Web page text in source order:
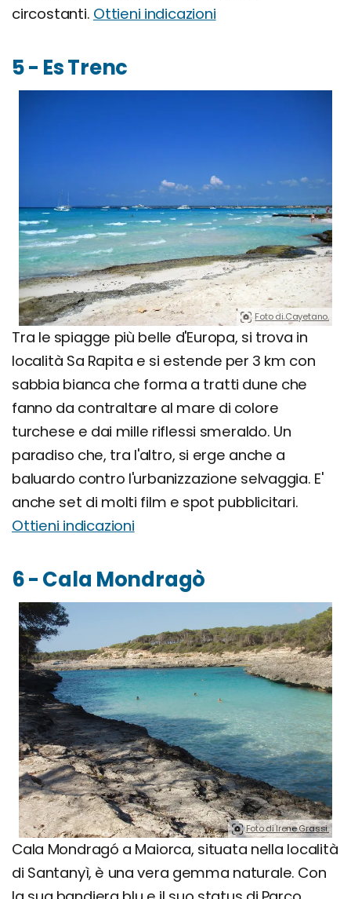
circostanti. Ottieni indicazioni
5 - Es Trenc
Foto di Cayetano.
Tra le spiagge più belle d'Europa, si trova in
località Sa Rapita e si estende per 3 km con
sabbia bianca che forma a tratti dune che
fanno da contraltare al mare di colore
turchese e dai mille riflessi smeraldo. Un
paradiso che, tra l'altro, si erge anche a
baluardo contro l'urbanizzazione selvaggia. E'
anche set di molti film e spot pubblicitari.
Ottieni indicazioni
6 - Cala Mondragò
Foto di Irene Grassi.
Cala Mondragó a Maiorca, situata nella località
di Santanyì, è una vera gemma naturale. Con